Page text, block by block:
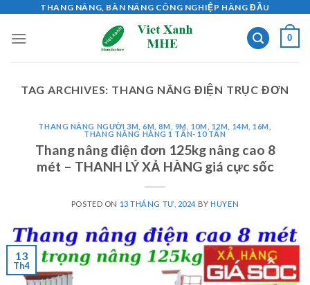
content
THANG NÂNG, BÀN NÂNG CÔNG NGHIỆP HÀNG ĐẦU
0
TAG ARCHIVES: THANG NÂNG ĐIỆN TRỤC ĐƠN
THANG NÂNG NGƯỜI 3M, 6M, 8M, 9M, 10M, 12M, 14M, 16M
THANG NÂNG HÀNG 1 TẤN- 10 TẤN
Thang nâng điện đơn 125kg nâng cao 8
mét – THANH LÝ XẢ HÀNG giá cực sốc
POSTED ON 13 THÁNG TƯ, 2024 BYHUYEN
13
Th4